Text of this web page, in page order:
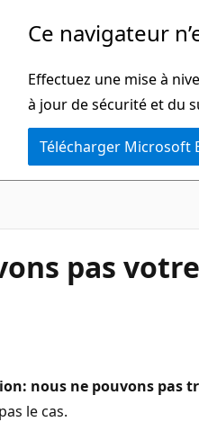
Ce navigateur
Effectuez une mise à
à jour de sécurité et du
Télécharger Microsoft
pas
nous ne pouvons pas
le cas.